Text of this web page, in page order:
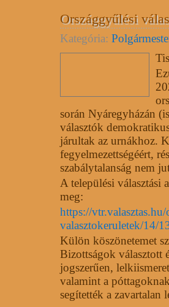
Országgyűlési
Kategória:
során Nyáregyházán
választók
járultak az urnákhoz.
fegyelmezettségéért,
szabálytalanság nem
A települési választási
meg:
https://
valasztokeruletek/14/
Külön köszönetemet
Bizottságok választott
jogszerűen,
valamint a
segítették a zavartalan